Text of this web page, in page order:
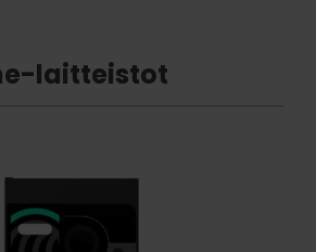
laitteistot